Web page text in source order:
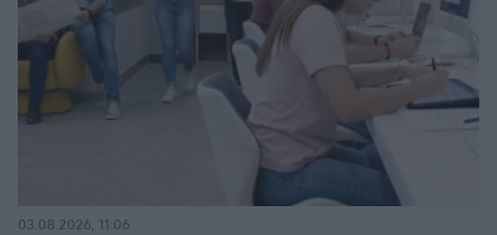
03.08.2026, 11:06